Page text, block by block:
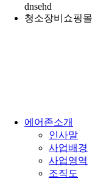
dnsehd
청소장비쇼핑몰
에어존소개
인사말
사업배경
사업영역
조직도